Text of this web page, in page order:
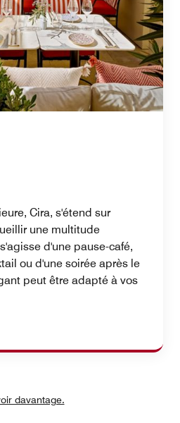
Cira, s'étend sur
une multitude
d'une pause-café,
ou d'une soirée après le
peut être adapté à vos
davantage.